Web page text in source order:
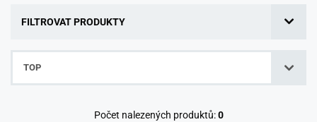
FILTROVAT PRODUKTY
TOP
Počet nalezených produktů:0